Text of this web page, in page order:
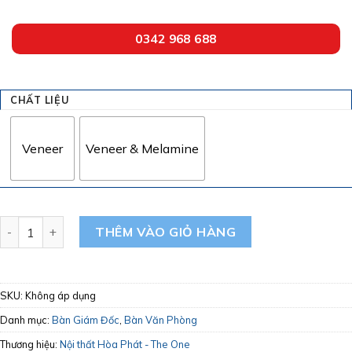
0342 968 688
CHẤT LIỆU
Veneer Veneer & Melamine
Bàn Giám Đốc The One Hòa Phát DT2411V5 - DT2411VM5 số
THÊM VÀO GIỎ HÀNG
SKU: Không áp dụng
Danh mục: Bàn Giám Đốc, Bàn Văn Phòng
Thương hiệu: Nội thất Hòa Phát - The One